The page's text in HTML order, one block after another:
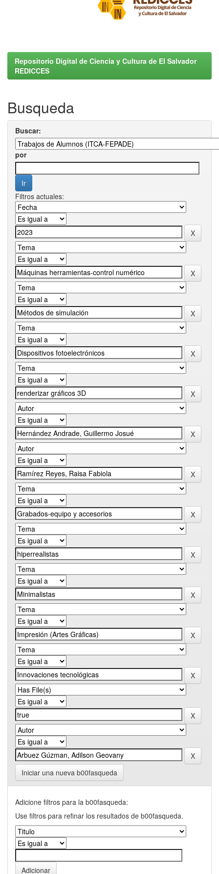
Repositorio Digital de Ciencia y Cultura de El Salvador
REDICCES
Busqueda
Buscar:
por
Filtros actuales:
Iniciar una nueva b00fasqueda
Adicione filtros para la b00fasqueda:
Use filtros para refinar los resultados de b00fasqueda.